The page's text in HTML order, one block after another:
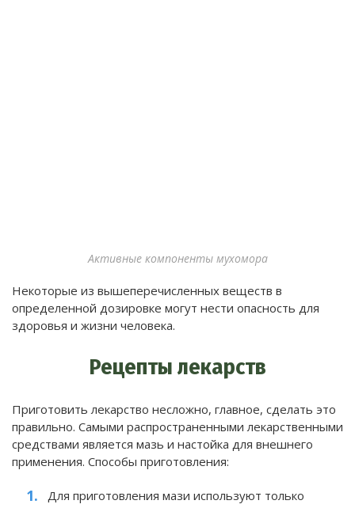
Активные компоненты мухомора
Некоторые из вышеперечисленных веществ в
определенной дозировке могут нести опасность для
здоровья и жизни человека.
Рецепты лекарств
Приготовить лекарство несложно, главное, сделать это
правильно. Самыми распространенными лекарственными
средствами является мазь и настойка для внешнего
применения. Способы приготовления:
Для приготовления мази используют только